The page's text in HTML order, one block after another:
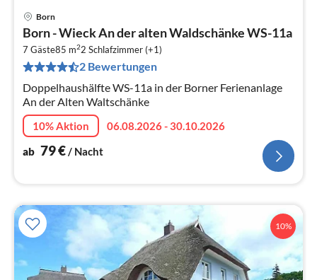
Born
Born - Wieck An der alten Waldschänke WS-11a
7 Gäste85 m22 Schlafzimmer (+1)
2 Bewertungen
Doppelhaushälfte WS-11a in der Borner Ferienanlage
An der Alten Waltschänke
10% Aktion
06.08.2026 - 30.10.2026
ab 79€/ Nacht
10%